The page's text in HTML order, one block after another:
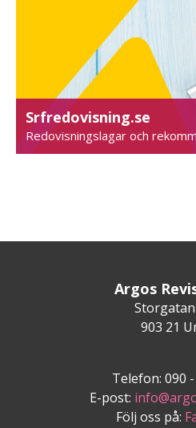
Srfredovisning.se
Redovisningslagar och
Argos
Storgatan
903 21
Telefon: 090
E-post:
Följ oss på: